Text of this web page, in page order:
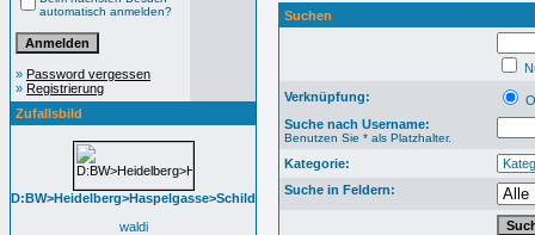
automatisch anmelden?
» Password vergessen
» Registrierung
Zufallsbild
D:BW>Heidelberg>Haspelgasse>Schild
waldi
Suchen
Verknüpfung:
Suche nach Username:
Benutzen Sie * als Platzhalter.
Kategorie:
Suche in Feldern: